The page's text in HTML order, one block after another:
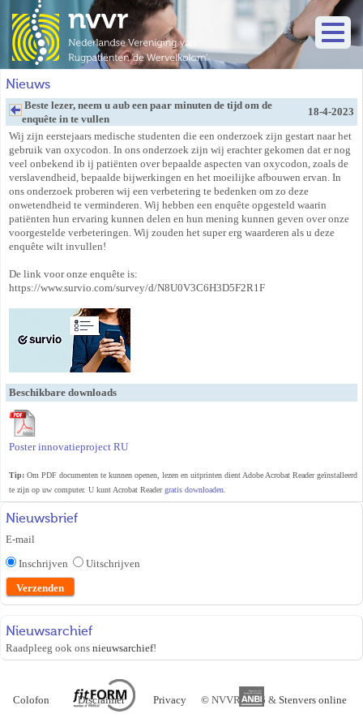
Nieuws
Beste lezer, neem u aub een paar minuten de tijd om de
enquête in te vullen
18-4-2023
Wij zijn eerstejaars medische studenten die een onderzoek zijn gestart naar het
gebruik van oxycodon. In ons onderzoek zijn wij erachter gekomen dat er nog
veel onbekend ib ij patiënten over bepaalde aspecten van oxycodon, zoals de
verslavendheid, bepaalde bijwerkingen en het moeilijke afbouwen ervan. In
ons onderzoek proberen wij een verbetering te bedenken om zo deze
onwetendheid te verminderen. Wij hebben een enquête opgesteld waarin
patiënten hun ervaring kunnen delen en hun mening kunnen geven over onze
voorgestelde verbeteringen. Wij zouden het super erg waarderen als u deze
enquête wilt invullen!
De link voor onze enquête is:
https://www.survio.com/survey/d/N8U0V3C6H3D5F2R1F
Beschikbare downloads
Poster innovatieproject RU
Tip: Om PDF documenten te kunnen openen, lezen en uitprinten dient Adobe Acrobat Reader geïnstalleerd
te zijn op uw computer. U kunt Acrobat Readergratis downloaden
Nieuwsbrief
E-mail
Inschrijven
Uitschrijven
Nieuwsarchief
Raadpleeg ook ons nieuwsarchief!
© NVVR 2026 & Stenvers online
Colofon Disclaimer Privacy